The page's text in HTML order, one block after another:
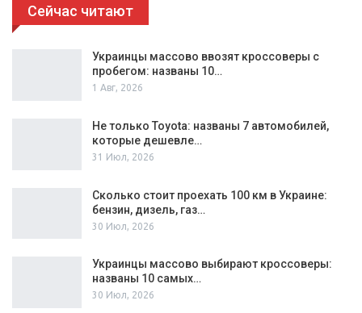
Сейчас читают
Украинцы массово ввозят кроссоверы с
пробегом: названы 10…
1 Авг, 2026
Не только Toyota: названы 7 автомобилей,
которые дешевле…
31 Июл, 2026
Сколько стоит проехать 100 км в Украине:
бензин, дизель, газ…
30 Июл, 2026
Украинцы массово выбирают кроссоверы:
названы 10 самых…
30 Июл, 2026